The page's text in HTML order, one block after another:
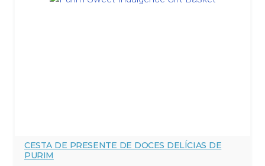
CESTA DE PRESENTE DE DOCES DELÍCIAS DE
PURIM